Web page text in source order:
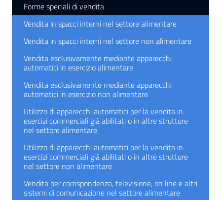
Forme speciali di vendita
Vendita in spacci interni nel settore alimentare
Vendita in spacci interni nel settore non alimentare
Vendita esclusivamente mediante apparecchi
automatici in esercizio alimentare
Vendita esclusivamente mediante apparecchi
automatici in esercizio non alimentare
Utilizzo di apparecchi automatici per la vendita in
esercizi commerciali già abilitati o in altre strutture
nel settore alimentare
Utilizzo di apparecchi automatici per la vendita in
esercizi commerciali già abilitati o in altre strutture
nel settore non alimentare
Vendita per corrispondenza, televisione, on line e altri
sistemi di comunicazione nel settore alimentare